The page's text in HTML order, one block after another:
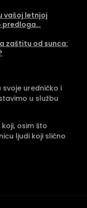
vašoj letnjoj
predloga…
zaštitu od sunca:
svoje uredničko i
u službu
osim što
ljudi koji slično